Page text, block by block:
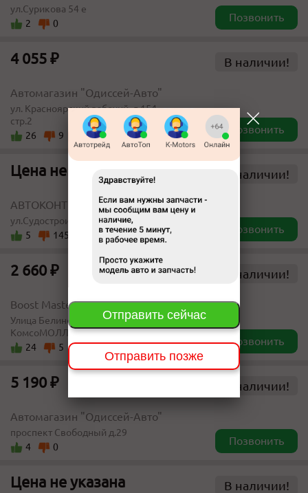
ул.Сурикова 54 е
2
0 Позвонить
4 055 ₽ В наличии!
Автомагазин "Одиссей-Авто"
ул. Красноярский рабочий, д.154,
стр.2
26
9 Позвонить
Цена не указана В наличии!
АВТОКОНТРАКТ
ул.Судостроительная 175
5
145 Позвонить
2 660 ₽ В наличии!
Boost Masters
​​Улица Белинского 8​ 3 этаж
КомсоМОЛЛ (самовывоза нет)
24
5 Позвонить
5 190 ₽ В наличии!
Автомагазин "Одиссей-Авто"
проспект Свободный д.29
4
0 Позвонить
Цена не указана В наличии!
Отправить сейчас
Отправить позже